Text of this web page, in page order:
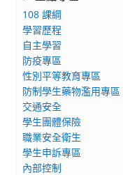
108 課綱
學習歷程
自主學習
防疫專區
性別平等教育專區
防制學生藥物濫用專區
交通安全
學生團體保險
職業安全衛生
學生申訴專區
內部控制